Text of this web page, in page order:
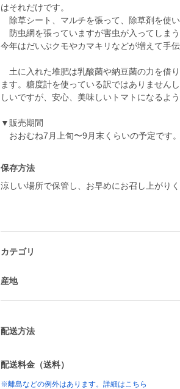
はそれだけです。
除草シート、マルチを張って、除草剤を使い
防虫網を張っていますが害虫が入ってしま
今年はだいぶクモやカマキリなどが増えて手伝
土に入れた堆肥は乳酸菌や納豆菌の力を借
ます。糖度計を使っている訳ではありません
しいですが、安心、美味しいトマトになるよ
▼販売期間
おおむね7月上旬〜9月末くらいの予定です。
保存方法
涼しい場所で保管し、お早めにお召し上がりく
カテゴリ
産地
配送方法
配送料金（送料）
※離島などの例外はあります。詳細はこちら